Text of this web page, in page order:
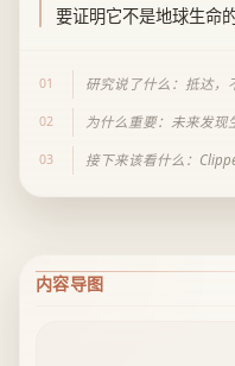
要证明它不是地球生命的
01 研究说了什么：抵达，
02 为什么重要：未来发现
03 接下来该看什么：
内容导图